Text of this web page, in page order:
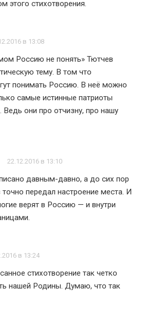
стихотворения.
в 13:08
Россию не понять» Тютчев
тему. В том что
понимать Россию. В неё можно
самые истинные патриоты
Ведь они про отчизну, про нашу
22.12.2016 в 13:10
давным-давно, а до сих пор
точно передал настроение места. И
верят в Россию — и внутри
в 13:24
стихотворение так четко
нашей Родины. Думаю, что так